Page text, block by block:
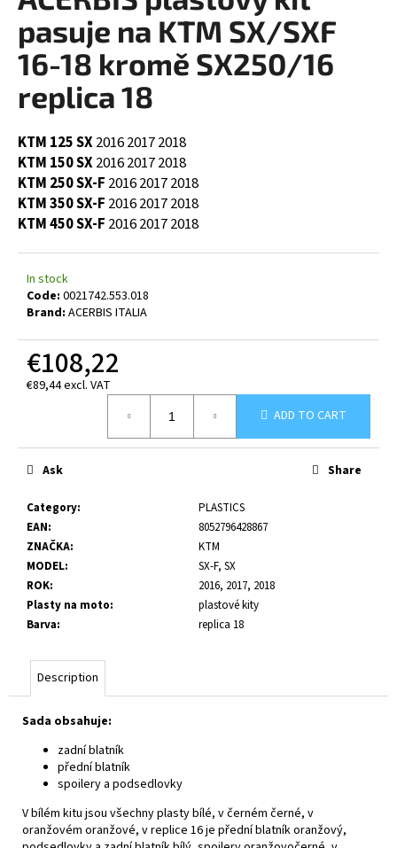
0,0
out
stars.
pasuje na KTM SX/SXF
16-18 kromě SX250/16
replica 18
KTM 125 SX201620172018
KTM 150 SX201620172018
KTM 250 SX-F 201620172018
KTM 350 SX-F 201620172018
KTM 450 SX-F 201620172018
In stock
Code: 0021742.553.018
Brand: ACERBIS ITALIA
€108,22
€89,44 excl. VAT
ADD TO CART
Category:
PLASTICS
EAN:
8052796428867
ZNAČKA:
KTM
MODEL:
SX-F, SX
ROK:
2016, 2017, 2018
Plasty na moto:
plastové kity
Barva: replica 18
Ask Share
Description
Sada obsahuje:
zadní blatník
přední blatník
spoilery a podsedlovky
V bílém kitu jsou všechny plasty bílé, v černém černé, v
oranžovém oranžové, v replice 16 je přední blatník oranžový,
i
n
g
f
o
r
?
SEARCH
e
m
m
n
d